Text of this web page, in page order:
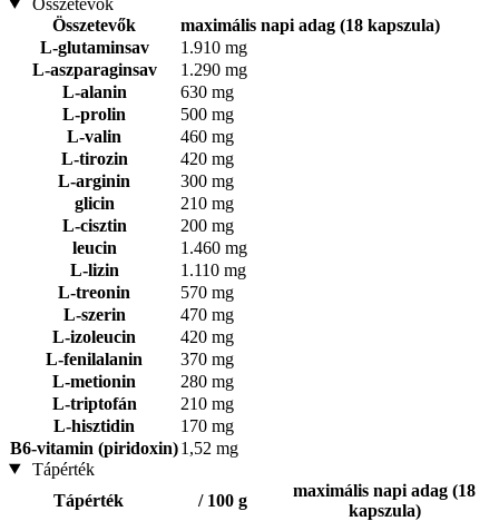
Összetevők
maximális napi adag (18 kapszula)
L-glutaminsav
1.910 mg
L-aszparaginsav
1.290 mg
L-alanin
630 mg
L-prolin
500 mg
L-valin
460 mg
L-tirozin
420 mg
L-arginin
300 mg
glicin
210 mg
L-cisztin
200 mg
leucin
1.460 mg
L-lizin
1.110 mg
L-treonin
570 mg
L-szerin
470 mg
L-izoleucin
420 mg
L-fenilalanin
370 mg
L-metionin
280 mg
L-triptofán
210 mg
L-hisztidin
170 mg
B6-vitamin (piridoxin)1,52 mg
Tápérték
Tápérték
/ 100 g
maximális napi adag (18
kapszula)